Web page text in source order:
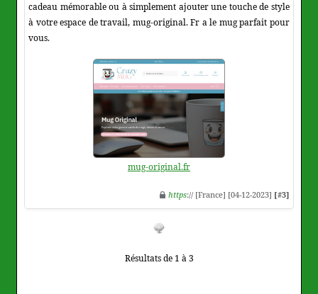
cadeau mémorable ou à simplement ajouter une touche de style
à votre espace de travail, mug-original. Fr a le mug parfait pour
vous.
mug-original.fr
https:// [France] [04-12-2023] [#3]
Résultats de 1 à 3